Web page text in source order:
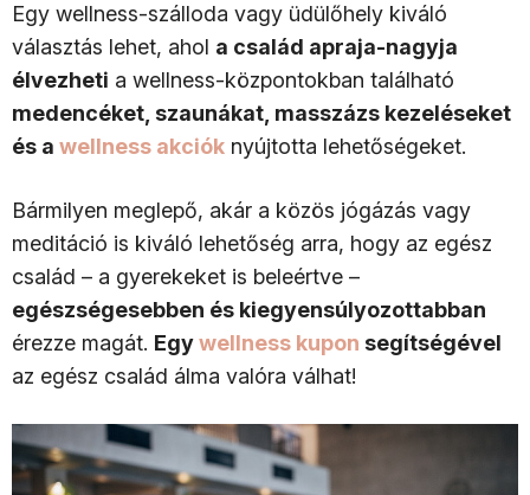
Egy wellness-szálloda vagy üdülőhely kiváló
választás lehet, ahol a család apraja-nagyja
élvezheti a wellness-központokban található
medencéket, szaunákat, masszázs kezeléseket
és a wellness akciók nyújtotta lehetőségeket.
Bármilyen meglepő, akár a közös jógázás vagy
meditáció is kiváló lehetőség arra, hogy az egész
család – a gyerekeket is beleértve –
egészségesebben és kiegyensúlyozottabban
érezze magát. Egywellness kupon segítségével
az egész család álma valóra válhat!